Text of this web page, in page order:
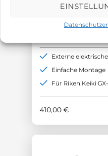
Zubehör /
Riken Keiki RP-3R
410,00 €
Externe
Einfache Montage
Für Riken Keiki